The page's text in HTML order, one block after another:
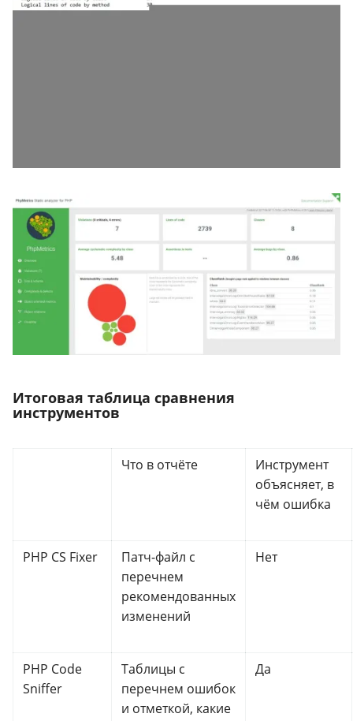
Итоговая таблица сравнения
инструментов
Что в отчёте
Инструмент
объясняет, в
чём ошибка
PHP CS Fixer
Патч-файл с
перечнем
рекомендованных
изменений
Нет
PHP Code
Sniffer
Таблицы с
перечнем ошибок
и отметкой, какие
Да